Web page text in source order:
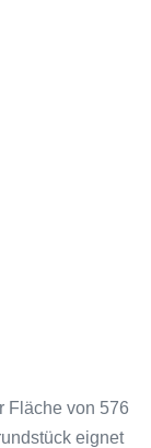
Fläche von 576
eignet